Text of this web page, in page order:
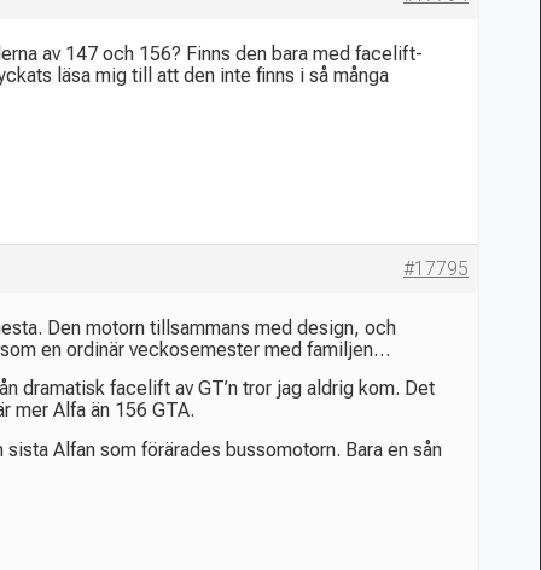
av 147 och 156? Finns den bara med facelift-
läsa mig till att den inte finns i så många
#17795
Den motorn tillsammans med design, och
en ordinär veckosemester med familjen…
dramatisk facelift av GT’n tror jag aldrig kom. Det
mer Alfa än 156 GTA.
Alfan som förärades bussomotorn. Bara en sån